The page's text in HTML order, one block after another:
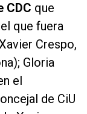
CDC que
que fuera
Crespo,
Gloria
el
de CiU